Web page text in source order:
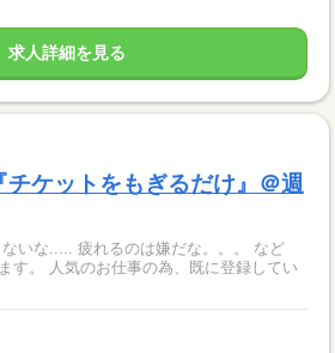
求人詳細を見る
チケットをもぎるだけ』＠週
登録してい